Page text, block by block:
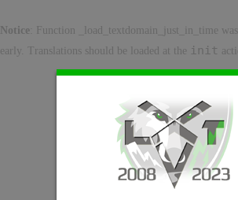
Notice : Function _load_textdomain_just_in_time
early. Translations should be loaded at the init